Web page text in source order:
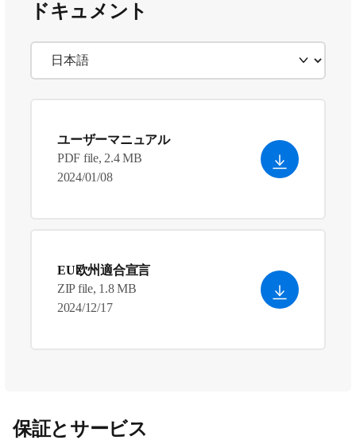
ドキュメント
ユーザーマニュアル
PDF file, 2.4 MB
2024/01/08
EU欧州適合宣言
ZIP file, 1.8 MB
2024/12/17
保証とサービス